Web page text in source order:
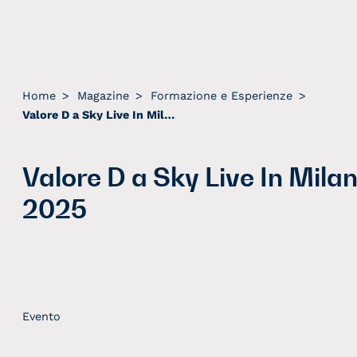
Home > Magazine > Formazione e Esperienze >
Valore D a Sky Live In Milano 2025
Valore D a Sky Live In
2025
Evento